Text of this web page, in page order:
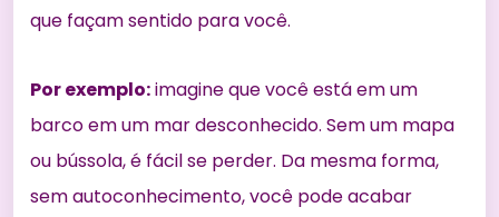
que façam sentido para você.
Por exemplo:imagine que você está em um
barco em um mar desconhecido. Sem um mapa
ou bússola, é fácil se perder. Da mesma forma,
sem autoconhecimento, você pode acabar